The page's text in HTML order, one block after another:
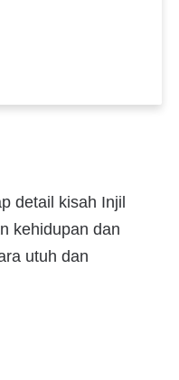
detail kisah Injil
kehidupan dan
utuh dan